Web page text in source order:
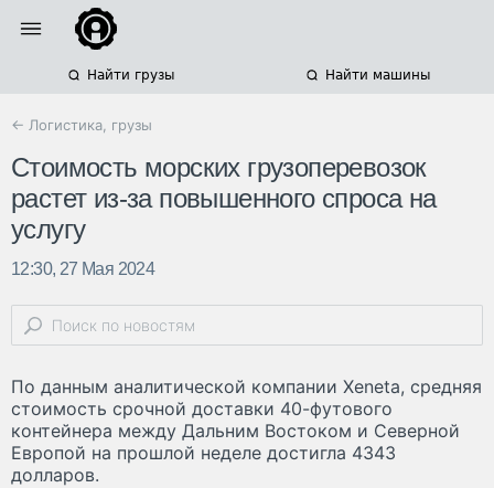
Найти грузы Найти машины
← Логистика, грузы
Стоимость морских грузоперевозок
растет из-за повышенного спроса на
услугу
12:30, 27 Мая 2024
По данным аналитической компании Xeneta, средняя
стоимость срочной доставки 40-футового
контейнера между Дальним Востоком и Северной
Европой на прошлой неделе достигла 4343
долларов.